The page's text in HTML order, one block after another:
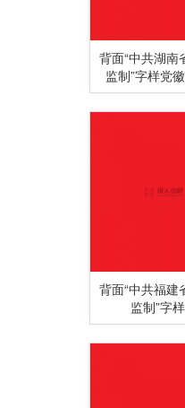
背面“中共湖南
监制”字样党
背面“中共福建
监制”字